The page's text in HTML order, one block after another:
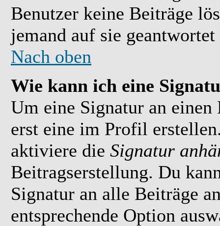
Benutzer keine Beiträge
jemand auf sie geantwortet
Nach oben
Wie kann ich eine
Um eine Signatur an einen
erst eine im Profil
aktiviere die Signatur
Beitragserstellung. Du
Signatur an alle Beiträge
entsprechende Option